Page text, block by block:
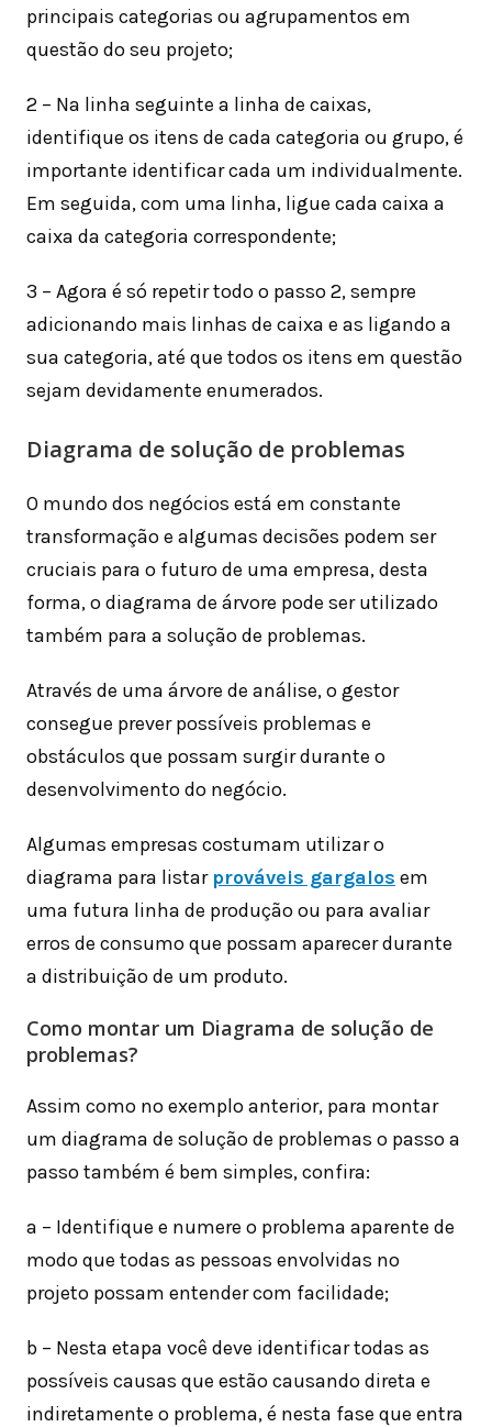
principais categorias ou agrupamentos em
questão do seu projeto;
2 – Na linha seguinte a linha de caixas,
identifique os itens de cada categoria ou grupo, é
importante identificar cada um individualmente.
Em seguida, com uma linha, ligue cada caixa a
caixa da categoria correspondente;
3 – Agora é só repetir todo o passo 2, sempre
adicionando mais linhas de caixa e as ligando a
sua categoria, até que todos os itens em questão
sejam devidamente enumerados.
Diagrama de solução de problemas
O mundo dos negócios está em constante
transformação e algumas decisões podem ser
cruciais para o futuro de uma empresa, desta
forma, o diagrama de árvore pode ser utilizado
também para a solução de problemas.
Através de uma árvore de análise, o gestor
consegue prever possíveis problemas e
obstáculos que possam surgir durante o
desenvolvimento do negócio.
Algumas empresas costumam utilizar o
diagrama para listar prováveis gargalos em
uma futura linha de produção ou para avaliar
erros de consumo que possam aparecer durante
a distribuição de um produto.
Como montar um Diagrama de solução de
problemas?
Assim como no exemplo anterior, para montar
um diagrama de solução de problemas o passo a
passo também é bem simples, confira:
a – Identifique e numere o problema aparente de
modo que todas as pessoas envolvidas no
projeto possam entender com facilidade;
b – Nesta etapa você deve identificar todas as
possíveis causas que estão causando direta e
indiretamente o problema, é nesta fase que entra